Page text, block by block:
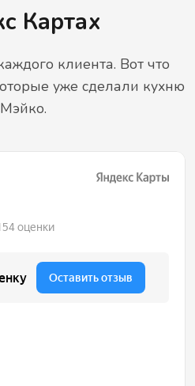
Картах
клиента. Вот что
уже сделали кухню